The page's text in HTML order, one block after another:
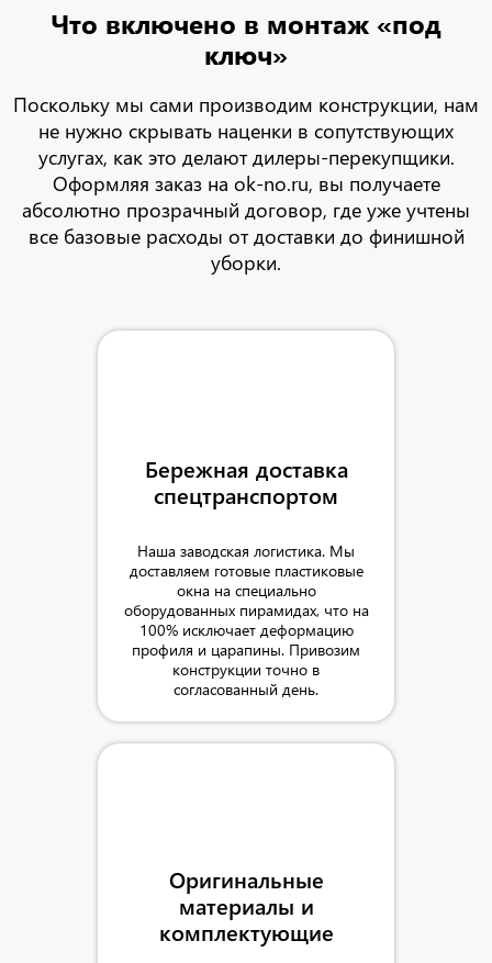
Что включено в монтаж «под
ключ»
Поскольку мы сами производим конструкции, нам
не нужно скрывать наценки в сопутствующих
услугах, как это делают дилеры-перекупщики.
Оформляя заказ на ok-no.ru, вы получаете
абсолютно прозрачный договор, где уже учтены
все базовые расходы от доставки до финишной
уборки.
Бережная доставка
спецтранспортом
Наша заводская логистика. Мы
доставляем готовые пластиковые
окна на специально
оборудованных пирамидах, что на
100% исключает деформацию
профиля и царапины. Привозим
конструкции точно в
согласованный день.
Оригинальные
материалы и
комплектующие